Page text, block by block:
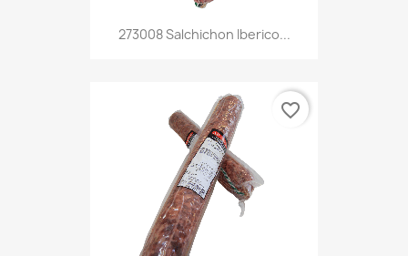
273008 Salchichon Iberico...
favorite_border